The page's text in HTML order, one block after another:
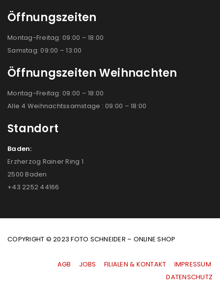
Öffnungszeiten
Montag-Freitag: 09:00 – 18:00
Samstag: 09:00 – 13:00
Öffnungszeiten Weihnachten
Montag-Freitag: 09:00 – 18:00
Alle 4 Weihnachtssamstage : 09:00 – 18:00
Standort
Baden:
Erzherzog Rainer Ring 1
2500 Baden
+43 2252 44166
COPYRIGHT © 2023 FOTO SCHNEIDER – ONLINE SHOP
AGB JOBS FILIALEN & KONTAKT
IMPRESSUM
|DATENSCHUTZ